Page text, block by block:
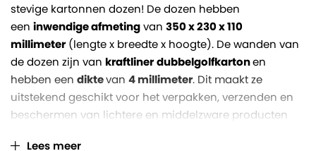
stevige kartonnen dozen! De dozen hebben
een inwendige afmetingvan 350 x 230 x 110
millimeter(lengte x breedte x hoogte). De wanden van
de dozen zijn van kraftlinerdubbelgolfkartonen
hebben een diktevan 4 millimeter. Dit maakt ze
uitstekend geschikt voor het verpakken, verzenden en
beschermen van lichtere en middelzware producten
Lees meer